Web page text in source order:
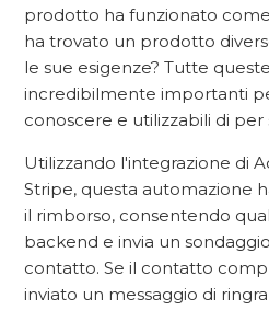
prodotto ha funzionato
ha trovato un prodotto
le sue esigenze? Tutte
incredibilmente importanti
conoscere e utilizzabili di per
Utilizzando l'integrazione di
Stripe, questa automazione
il rimborso, consentendo
backend e invia un
contatto. Se il contatto
inviato un messaggio di